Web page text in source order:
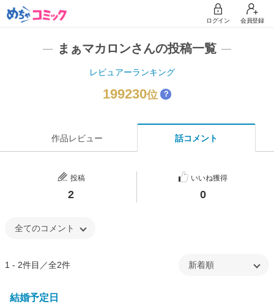
ログイン 会員登録
まぁマカロンさんの投稿一覧
レビュアーランキング
199230位 ？
作品レビュー 話コメント
投稿
2
いいね獲得
0
1 - 2件目／全2件
結婚予定日